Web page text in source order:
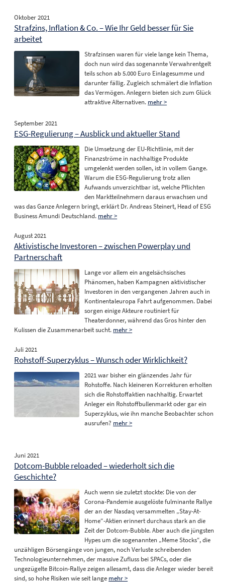
Oktober 2021
Strafzins, Inflation & Co. – Wie Ihr Geld besser für Sie
arbeitet
Strafzinsen waren für viele lange kein Thema,
doch nun wird das sogenannte Verwahrentgelt
teils schon ab 5.000 Euro Einlagesumme und
darunter fällig. Zugleich schmälert die Inflation
das Vermögen. Anlegern bieten sich zum Glück
attraktive Alternativen. mehr >
September 2021
ESG-Regulierung – Ausblick und aktueller Stand
Die Umsetzung der EU-Richtlinie, mit der
Finanzströme in nachhaltige Produkte
umgelenkt werden sollen, ist in vollem Gange.
Warum die ESG-Regulierung trotz allen
Aufwands unverzichtbar ist, welche Pflichten
den Marktteilnehmern daraus erwachsen und
was das Ganze Anlegern bringt, erklärt Dr. Andreas Steinert, Head of ESG
Business Amundi Deutschland. mehr >
August 2021
Aktivistische Investoren – zwischen Powerplay und
Partnerschaft
Lange vor allem ein angelsächsisches
Phänomen, haben Kampagnen aktivistischer
Investoren in den vergangenen Jahren auch in
Kontinentaleuropa Fahrt aufgenommen. Dabei
sorgen einige Akteure routiniert für
Theaterdonner, während das Gros hinter den
Kulissen die Zusammenarbeit sucht. mehr >
Juli 2021
Rohstoff-Superzyklus – Wunsch oder Wirklichkeit?
2021 war bisher ein glänzendes Jahr für
Rohstoffe. Nach kleineren Korrekturen erholten
sich die Rohstoffaktien nachhaltig. Erwartet
Anleger ein Rohstoffbullenmarkt oder gar ein
Superzyklus, wie ihn manche Beobachter schon
ausrufen? mehr >
Juni 2021
Dotcom-Bubble reloaded – wiederholt sich die
Geschichte?
Auch wenn sie zuletzt stockte: Die von der
Corona-Pandemie ausgelöste fulminante Rallye
der an der Nasdaq versammelten „Stay-At-
Home“-Aktien erinnert durchaus stark an die
Zeit der Dotcom-Bubble. Aber auch die jüngsten
Hypes um die sogenannten „Meme Stocks“, die
unzähligen Börsengänge von jungen, noch Verluste schreibenden
Technologieunternehmen, der massive Zufluss bei SPACs, oder die
ungezügelte Bitcoin-Rallye zeigen allesamt, dass die Anleger wieder bereit
sind, so hohe Risiken wie seit lange mehr >